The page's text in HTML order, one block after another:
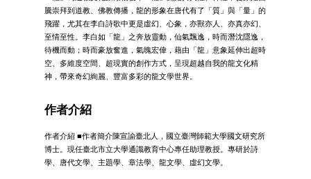
騰崇拜到道教、佛教傳播，龍的形象在唐代有了「質」與「量」的
飛躍，尤其在李白詩歌中更是虛幻、心象，亦獸亦人、亦真亦幻、
至情至性。李白如「龍」之奔放靈動，仙氣飄逸，時而潛沈隱逸，
待機而動；時而豪放奮進，氣魄宏偉，藉由「龍」意象延伸出超時
空、多維度空間、超現實的創作方式，呈現超越自我的龍文化精
神，帶來奇幻絢麗、豐富多彩的龍文學世界。
作者介紹
作者介紹 ■作者簡介陳宣諭臺北人，國立臺灣師範大學國文研究所
博士。現任臺北市立大學通識教育中心專任助理教授。專研於詩
學、唐代文學、主題學、章法學、龍文學、虛幻文學。